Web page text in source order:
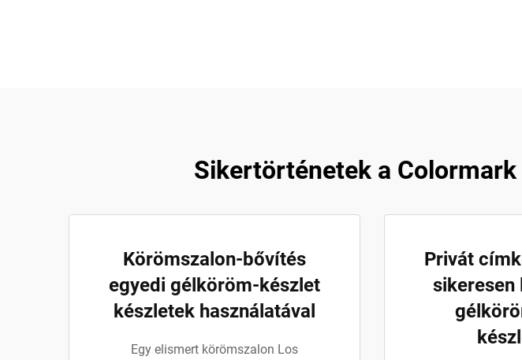
Sikertörténetek a
Körömszalon-bővítés
egyedi gélköröm-készlet
készletek használatával
Egy elismert körömszalon Los
Privát
sikeresen